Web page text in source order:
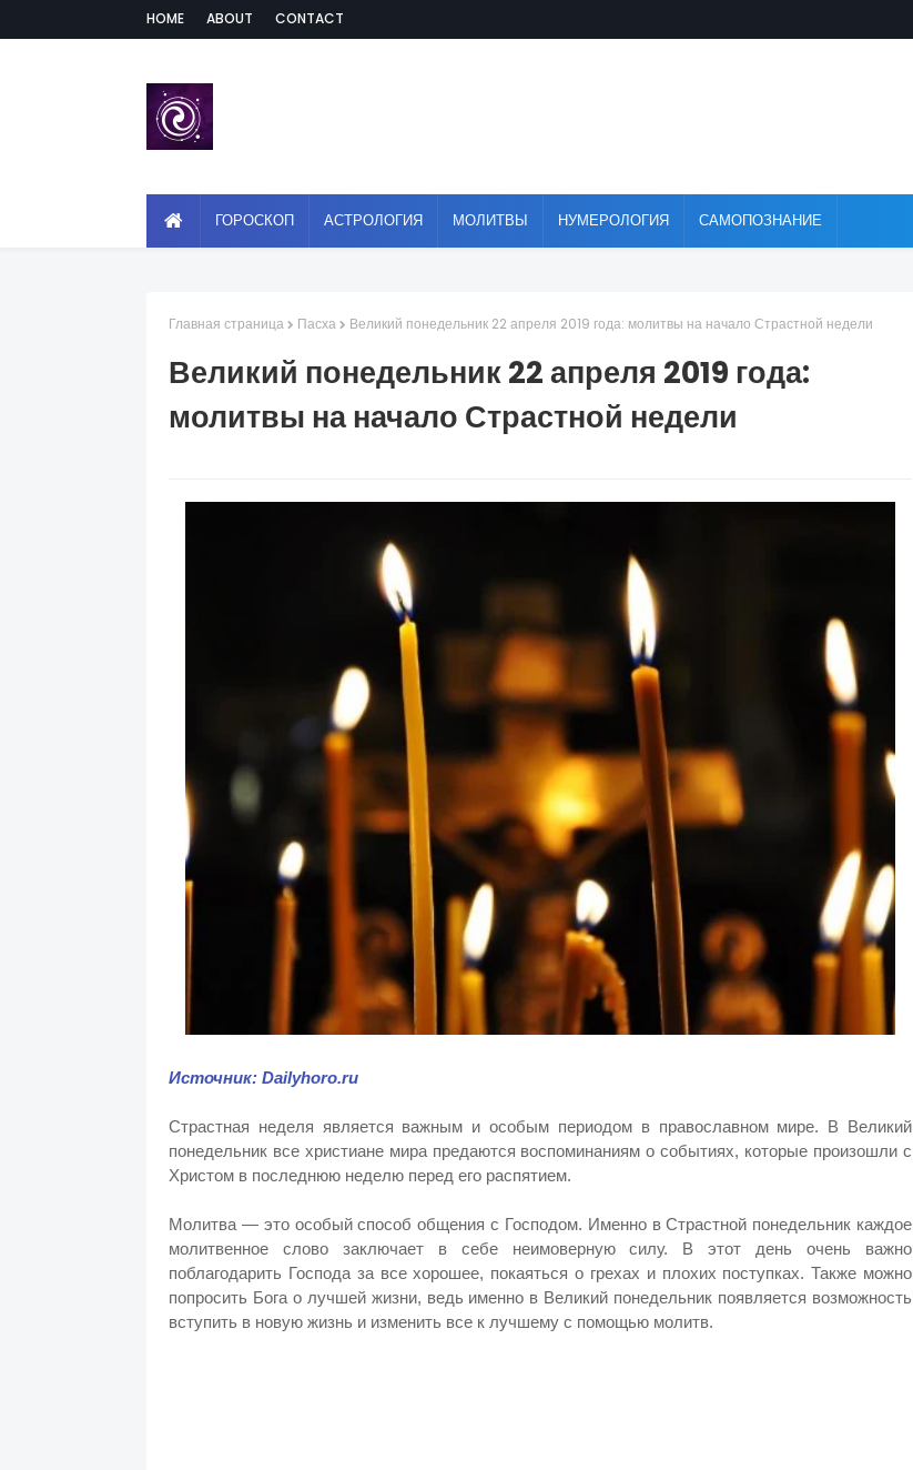
HOME ABOUT CONTACT
ГОРОСКОП АСТРОЛОГИЯ МОЛИТВЫ НУМЕРОЛОГИЯ САМОПОЗНАНИЕ
Главная страница Пасха Великий понедельник 22 апреля 2019 года: молитвы на начало Страстной недели
Великий понедельник 22 апреля 2019 года:
молитвы на начало Страстной недели
Источник: Dailyhoro.ru
Страстная неделя является важным и особым периодом в православном мире. В Великий
понедельник все христиане мира предаются воспоминаниям о событиях, которые произошли с
Христом в последнюю неделю перед его распятием.
Молитва — это особый способ общения с Господом. Именно в Страстной понедельник каждое
молитвенное слово заключает в себе неимоверную силу. В этот день очень важно
поблагодарить Господа за все хорошее, покаяться о грехах и плохих поступках. Также можно
попросить Бога о лучшей жизни, ведь именно в Великий понедельник появляется возможность
вступить в новую жизнь и изменить все к лучшему с помощью молитв.